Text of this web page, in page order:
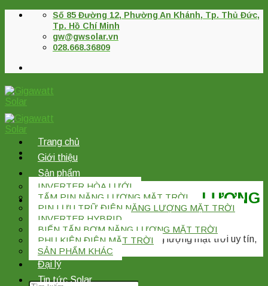
Skip
Số 85 Đường 12, Phường An Khánh, Tp. Thủ Đức,
Tp. Hồ Chí Minh
gw@gwsolar.vn
028.668.36809
CÔNG TY TNHH NĂNG LƯỢNG
GIGAWATT
Nhà phân phối thiết bị Điện năng lượng mặt trời uy tín,
lâu năm kinh nghiệm.
Trang chủ
Giới thiệu
Sản phẩm
INVERTER HÒA LƯỚI
TẤM PIN NĂNG LƯỢNG MẶT TRỜI
PIN LƯU TRỮ ĐIỆN NĂNG LƯỢNG MẶT TRỜI
INVERTER HYBRID
BIẾN TẤN BƠM NĂNG LƯỢNG MẶT TRỜI
PHỤ KIỆN ĐIỆN MẶT TRỜI
SẢN PHẨM KHÁC
Đại lý
Tin tức Solar